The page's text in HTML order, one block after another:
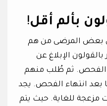
بألم أقل!
بعض المرضى من هم
الإبلاغ عن
الفحص. ثم طُلب منهم
بعد انتهاء الفحص. يجد
للغاية. حيث يتم